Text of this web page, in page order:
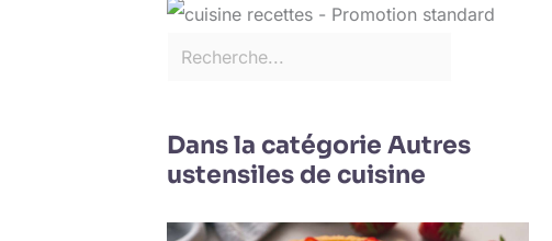
Dans la catégorie Autres
ustensiles de cuisine